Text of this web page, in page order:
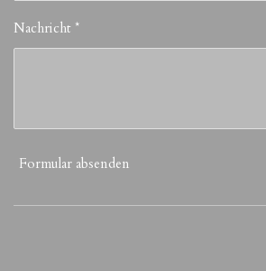
Nachricht *
Formular absenden